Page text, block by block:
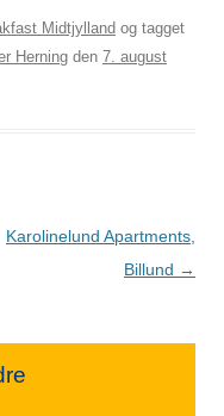
Midtjylland og tagget
Herning den 7. august
Karolinelund Apartments,
Billund →